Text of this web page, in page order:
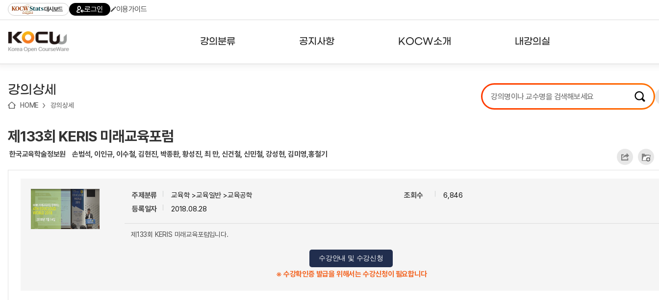
기
기
기
content)
가
대시보드 로그인 이용가이드
강의분류 공지사항
고객센터
KOCW소개 내강의실
강의리스트
수강확인증강의
강의상세
HOME 강의상세
제133회 KERIS 미래교육포럼
한국교육학술정보원 손범석, 이인규, 이수철, 김현진, 박종환, 황성진, 최 만, 신건철, 신민철, 강성현, 김미영,홍철기
주제분류
교육학 >교육일반 >교육공학
등록일자
2018.08.28
조회수 6,846
제133회 KERIS 미래교육포럼입니다.
수강안내 및 수강신청
※ 수강확인증 발급을 위해서는 수강신청이 필요합니다